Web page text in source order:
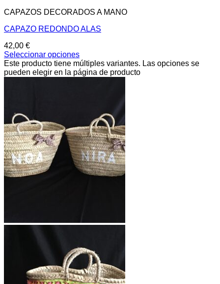
CAPAZOS DECORADOS A MANO
CAPAZO REDONDO ALAS
42,00 €
Seleccionar opciones
Este producto tiene múltiples variantes. Las opciones se
pueden elegir en la página de producto